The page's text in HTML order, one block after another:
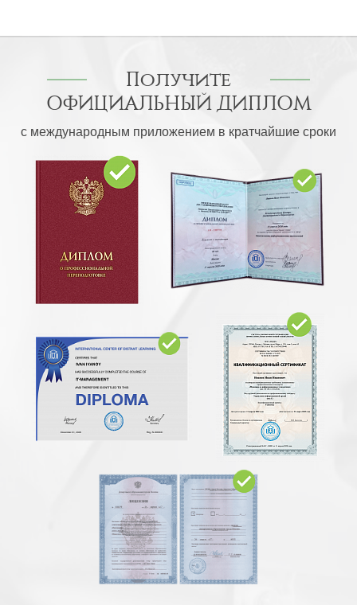
Получите
ОФИЦИАЛЬНЫЙ ДИПЛОМ
с международным приложением в кратчайшие сроки